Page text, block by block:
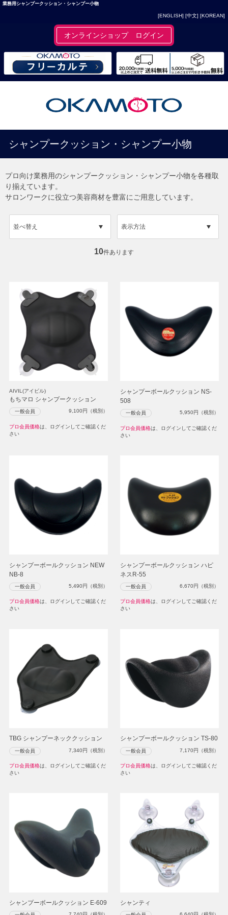
業務用シャンプークッション・シャンプー小物
[ENGLISH] [中文] [KOREAN]
オンラインショップ ログイン
シャンプークッション・シャンプー小物
プロ向け業務用のシャンプークッション・シャンプー小物を各種取
り揃えています。
サロンワークに役立つ美容商材を豊富にご用意しています。
表示方法
並べ替え
10件あります
AIVIL(アイビル)
もちマロ シャンプークッション
一般会員 9,100円（税別）
プロ会員価格は、ログインしてご確認くだ
さい
シャンプーボールクッション NS-
508
一般会員 5,950円（税別）
プロ会員価格は、ログインしてご確認くだ
さい
シャンプーボールクッション NEW
NB-8
一般会員 5,490円（税別）
プロ会員価格は、ログインしてご確認くだ
さい
シャンプーボールクッション ハピ
ネスR-55
一般会員 6,670円（税別）
プロ会員価格は、ログインしてご確認くだ
さい
TBG シャンプーネッククッション
一般会員 7,340円（税別）
プロ会員価格は、ログインしてご確認くだ
さい
シャンプーボールクッション TS-80
一般会員 7,170円（税別）
プロ会員価格は、ログインしてご確認くだ
さい
シャンプーボールクッション E-609 シャンティ